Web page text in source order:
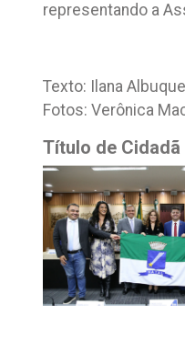
representando a
Texto: Ilana
Fotos: Verônica
Título de